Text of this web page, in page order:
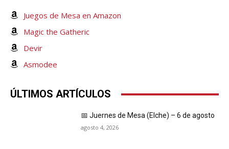
Juegos de Mesa en Amazon
Magic the Gatheric
Devir
Asmodee
ÚLTIMOS ARTÍCULOS
📅 Juernes de Mesa (Elche) – 6 de agosto
agosto 4, 2026